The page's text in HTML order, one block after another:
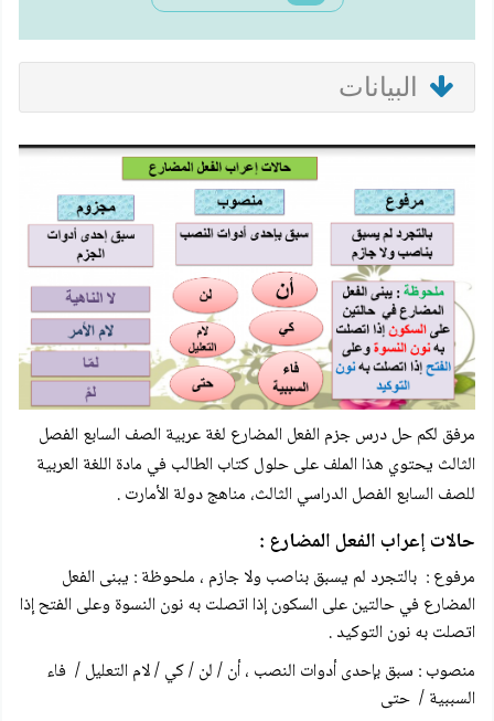
البيانات
مرفق لكمحل درس جزم الفعل المضارع لغة عربية الصف السابع الفصل
الثالث يحتوي هذا الملف على حلول كتاب الطالب في مادة اللغة العربية
للصف السابع الفصل الدراسي الثالث، مناهج دولة الأمارت .
حالات إعراب الفعل المضارع :
مرفوع : بالتجرد لم يسبق بناصب ولا جازم ، ملحوظة : يبنى الفعل
المضارع في حالتين على السكون إذا اتصلت به نون النسوة وعلى الفتح إذا
اتصلت به نون التوكيد .
منصوب : سبق بإحدى أدوات النصب ، أن / لن / كي / لام التعليل / فاء
السببية / حتى